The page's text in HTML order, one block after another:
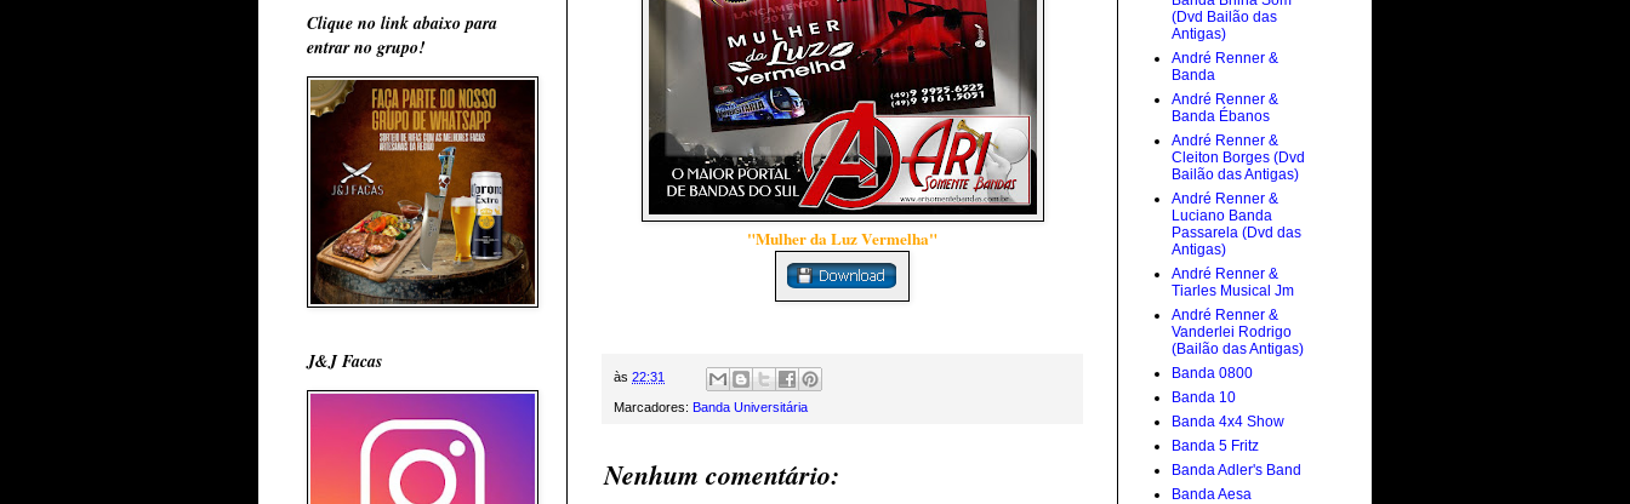
"Mulher da Luz Vermelha"
às 22:31
Marcadores: Banda Universitária
Nenhum comentário:
Clique no link abaixo para
entrar no grupo!
J&J Facas
(Dvd Bailão das
Antigas)
André Renner &
Banda
André Renner &
Banda Ébanos
André Renner &
Cleiton Borges (Dvd
Bailão das Antigas)
André Renner &
Luciano Banda
Passarela (Dvd das
Antigas)
André Renner &
Tiarles Musical Jm
André Renner &
Vanderlei Rodrigo
(Bailão das Antigas)
Banda 0800
Banda 10
Banda 4x4 Show
Banda 5 Fritz
Banda Adler's Band
Banda Aesa